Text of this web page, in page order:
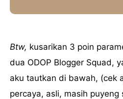
Btw, kusarikan 3 poin
dua ODOP Blogger Squad,
aku tautkan di bawah, (cek
percaya, asli, masih